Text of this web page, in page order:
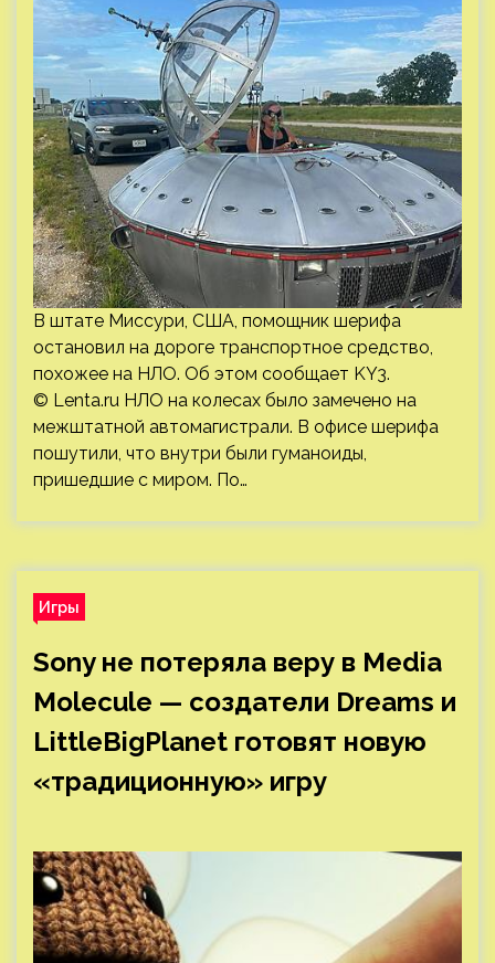
В штате Миссури, США, помощник шерифа
остановил на дороге транспортное средство,
похожее на НЛО. Об этом сообщает KY3.
© Lenta.ru НЛО на колесах было замечено на
межштатной автомагистрали. В офисе шерифа
пошутили, что внутри были гуманоиды,
пришедшие с миром. По…
Игры
Sony не потеряла веру в Media
Molecule — создатели Dreams и
LittleBigPlanet готовят новую
«традиционную» игру